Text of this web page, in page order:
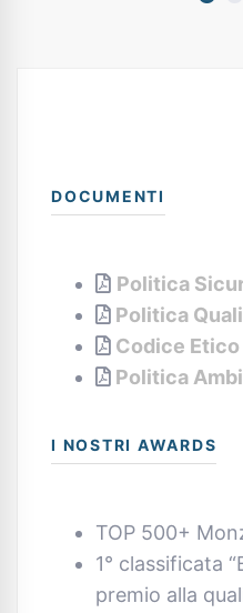
DOCUMENTI
Politica
Politica
Codice Etico
Politica
I NOSTRI AWARDS
TOP 500+
1° classificata
premio alla